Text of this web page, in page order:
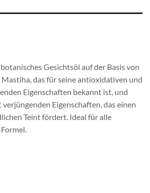
Gesichtsöl auf der Basis von
das für seine antioxidativen und
Eigenschaften bekannt ist, und
Eigenschaften, das einen
Teint fördert. Ideal für alle